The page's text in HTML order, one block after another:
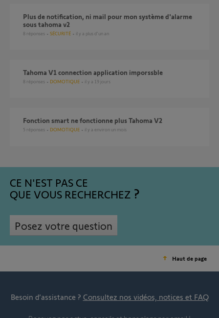
Plus de notification, ni mail pour mon système d'alarme
sous tahoma v2
8 réponses SÉCURITÉ il y a plus d'un an
Tahoma V1 connection application imporssble
8 réponses DOMOTIQUE il y a 19 jours
Fonction smart ne fonctionne plus Tahoma V2
5 réponses DOMOTIQUE il y a environ un mois
CE N'EST PAS CE
QUE VOUS RECHERCHEZ
Posez votre question
Haut de page
Besoin d’assistance ? Consultez nos vidéos, notices et FAQ